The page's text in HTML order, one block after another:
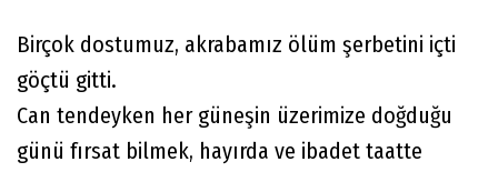
Birçok dostumuz, akrabamız ölüm şerbetini içti
göçtü gitti.
Can tendeyken her güneşin üzerimize doğduğu
günü fırsat bilmek, hayırda ve ibadet taatte